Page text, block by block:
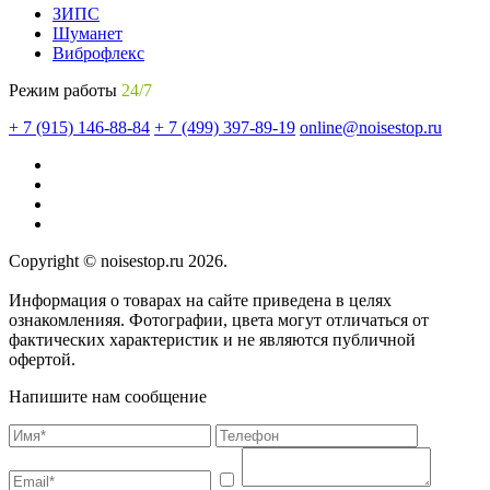
ЗИПС
Шуманет
Виброфлекс
Режим работы 24/7
+ 7 (915) 146-88-84 + 7 (499) 397-89-19 online@noisestop.ru
Copyright © noisestop.ru 2026.
Информация о товарах на сайте приведена в целях
ознакомленияя. Фотографии, цвета могут отличаться от
фактических характеристик и не являются публичной
офертой.
Напишите нам сообщение